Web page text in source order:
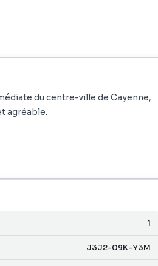
du centre-ville de Cayenne,
agréable.
et une salle d'eau avec
de parking attitrée et la présence
1
J3J2-09K-Y3M